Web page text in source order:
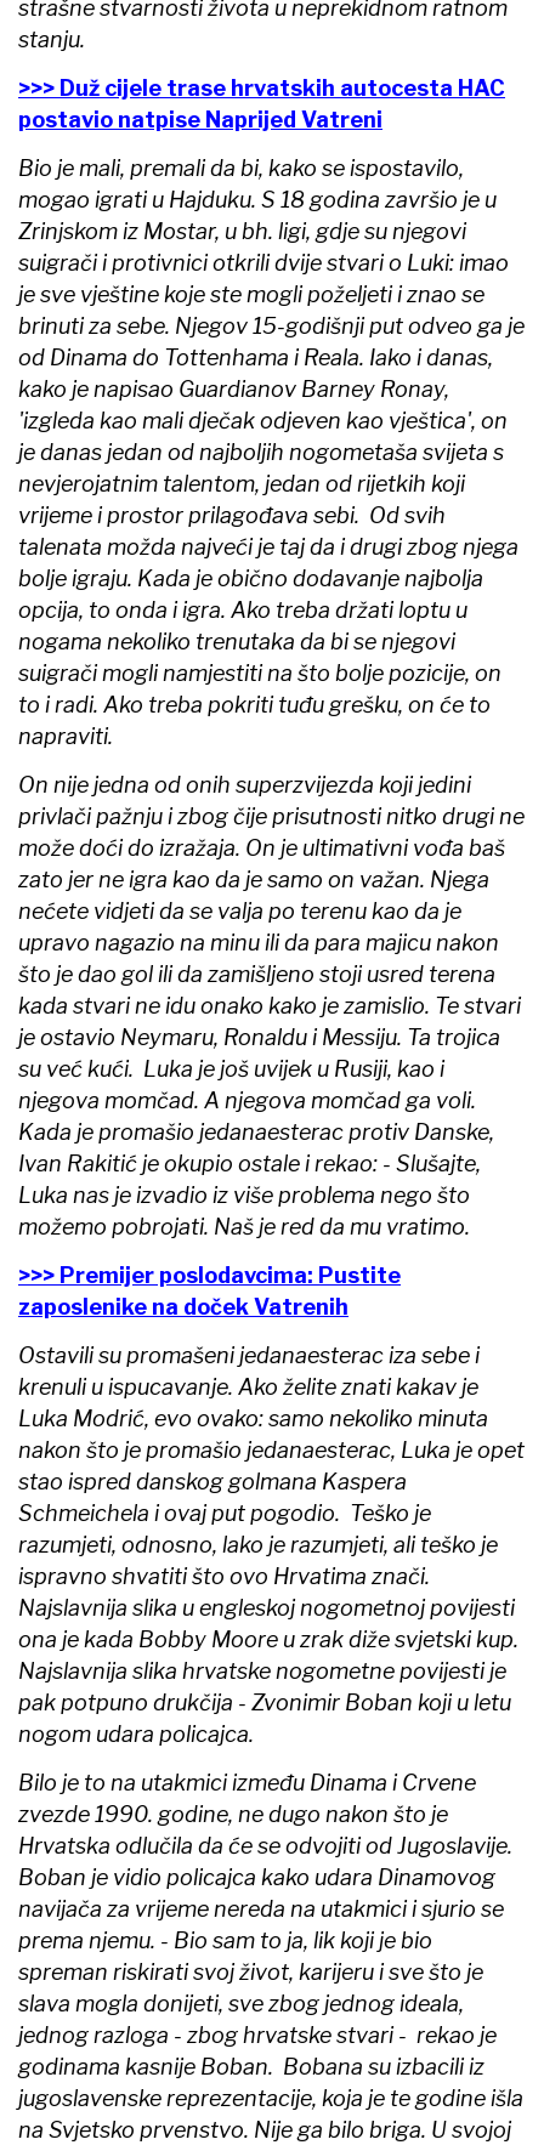
strašne stvarnosti života u neprekidnom ratnom
stanju.
>>> Duž cijele trase hrvatskih autocesta HAC
postavio natpise Naprijed Vatreni
Bio je mali, premali da bi, kako se ispostavilo,
mogao igrati u Hajduku. S 18 godina završio je u
Zrinjskom iz Mostar, u bh. ligi, gdje su njegovi
suigrači i protivnici otkrili dvije stvari o Luki: imao
je sve vještine koje ste mogli poželjeti i znao se
brinuti za sebe. Njegov 15-godišnji put odveo ga je
od Dinama do Tottenhama i Reala. Iako i danas,
kako je napisao Guardianov Barney Ronay,
'izgleda kao mali dječak odjeven kao vještica', on
je danas jedan od najboljih nogometaša svijeta s
nevjerojatnim talentom, jedan od rijetkih koji
vrijeme i prostor prilagođava sebi. Od svih
talenata možda najveći je taj da i drugi zbog njega
bolje igraju. Kada je obično dodavanje najbolja
opcija, to onda i igra. Ako treba držati loptu u
nogama nekoliko trenutaka da bi se njegovi
suigrači mogli namjestiti na što bolje pozicije, on
to i radi. Ako treba pokriti tuđu grešku, on će to
napraviti.
On nije jedna od onih superzvijezda koji jedini
privlači pažnju i zbog čije prisutnosti nitko drugi ne
može doći do izražaja. On je ultimativni vođa baš
zato jer ne igra kao da je samo on važan. Njega
nećete vidjeti da se valja po terenu kao da je
upravo nagazio na minu ili da para majicu nakon
što je dao gol ili da zamišljeno stoji usred terena
kada stvari ne idu onako kako je zamislio. Te stvari
je ostavio Neymaru, Ronaldu i Messiju. Ta trojica
su već kući. Luka je još uvijek u Rusiji, kao i
njegova momčad. A njegova momčad ga voli.
Kada je promašio jedanaesterac protiv Danske,
Ivan Rakitić je okupio ostale i rekao: - Slušajte,
Luka nas je izvadio iz više problema nego što
možemo pobrojati. Naš je red da mu vratimo.
>>> Premijer poslodavcima: Pustite
zaposlenike na doček Vatrenih
Ostavili su promašeni jedanaesterac iza sebe i
krenuli u ispucavanje. Ako želite znati kakav je
Luka Modrić, evo ovako: samo nekoliko minuta
nakon što je promašio jedanaesterac, Luka je opet
stao ispred danskog golmana Kaspera
Schmeichela i ovaj put pogodio. Teško je
razumjeti, odnosno, lako je razumjeti, ali teško je
ispravno shvatiti što ovo Hrvatima znači.
Najslavnija slika u engleskoj nogometnoj povijesti
ona je kada Bobby Moore u zrak diže svjetski kup.
Najslavnija slika hrvatske nogometne povijesti je
pak potpuno drukčija - Zvonimir Boban koji u letu
nogom udara policajca.
Bilo je to na utakmici između Dinama i Crvene
zvezde 1990. godine, ne dugo nakon što je
Hrvatska odlučila da će se odvojiti od Jugoslavije.
Boban je vidio policajca kako udara Dinamovog
navijača za vrijeme nereda na utakmici i sjurio se
prema njemu. - Bio sam to ja, lik koji je bio
spreman riskirati svoj život, karijeru i sve što je
slava mogla donijeti, sve zbog jednog ideala,
jednog razloga - zbog hrvatske stvari - rekao je
godinama kasnije Boban. Bobana su izbacili iz
jugoslavenske reprezentacije, koja je te godine išla
na Svjetsko prvenstvo. Nije ga bilo briga. U svojoj